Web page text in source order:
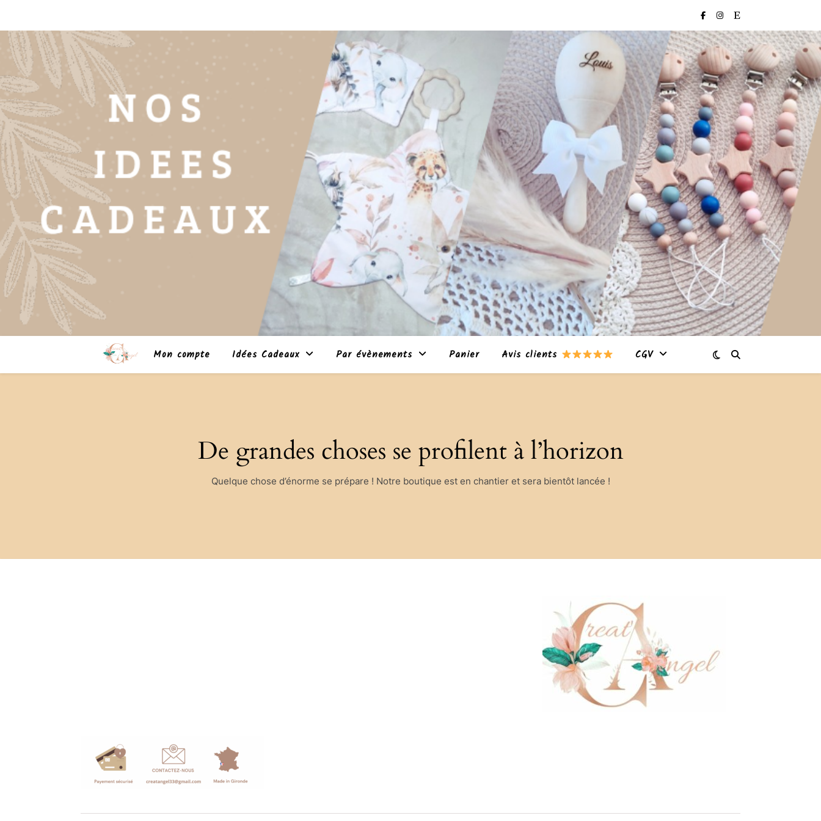
Mon compte Idées Cadeaux Par évènements Panier Avis clients CGV
De grandes choses se profilent à l’horizon
Quelque chose d’énorme se prépare ! Notre boutique est en chantier et sera bientôt lancée !